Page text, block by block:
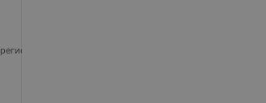
регистрирующий орган - Минский горисполком